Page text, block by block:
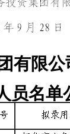
有限公
员名单